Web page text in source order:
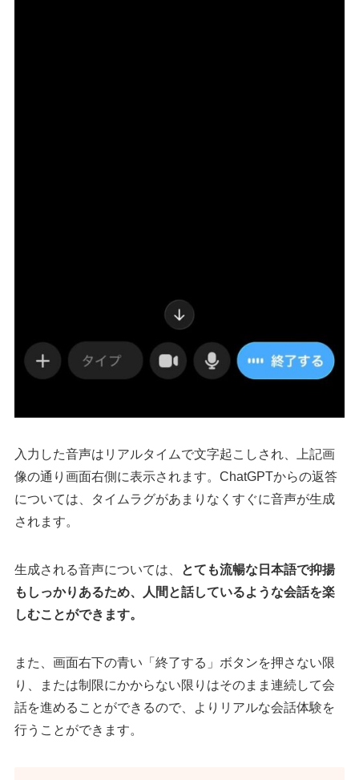
入力した音声はリアルタイムで文字起こしされ、上記画
像の通り画面右側に表示されます。ChatGPTからの返答
については、タイムラグがあまりなくすぐに音声が生成
されます。
生成される音声については、
とても流暢な日本語で抑揚
もしっかりあるため、人間と話しているような会話を楽
しむことができます。
また、画面右下の青い「終了する」ボタンを押さない限
り、または制限にかからない限りはそのまま連続して会
話を進めることができるので、よりリアルな会話体験を
行うことができます。